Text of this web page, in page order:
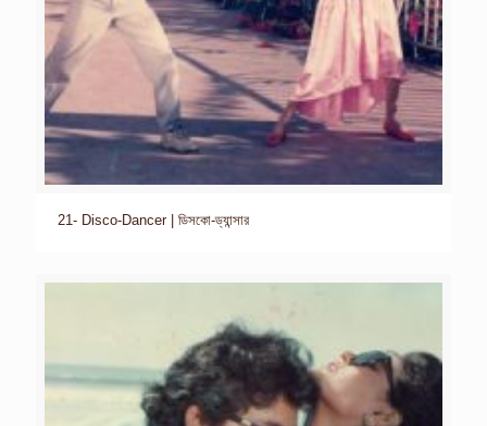
21- Disco-Dancer | ডিসকো-ড্যান্সার